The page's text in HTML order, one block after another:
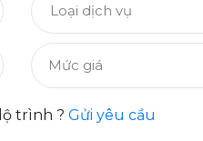
Loại dịch vụ
Mức giá
trình ? Gửi yêu cầu